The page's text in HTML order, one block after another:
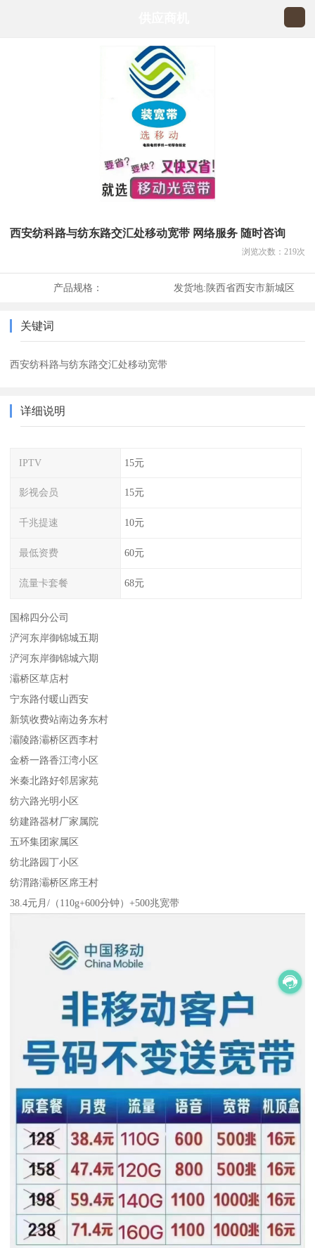
西安纺科路与纺东路交汇处移动宽带 网络服务 随时咨询
浏览次数： 219次
产品规格： 发货地:陕西省西安市新城区
关键词
西安纺科路与纺东路交汇处移动宽带
详细说明
IPTV 15元
影视会员 15元
千兆提速 10元
最低资费 60元
流量卡套餐 68元
国棉四分公司
浐河东岸御锦城五期
浐河东岸御锦城六期
灞桥区草店村
宁东路付暖山西安
新筑收费站南边务东村
灞陵路灞桥区西李村
金桥一路香江湾小区
米秦北路好邻居家苑
纺六路光明小区
纺建路器材厂家属院
五环集团家属区
纺北路园丁小区
纺渭路灞桥区席王村
38.4元月/（110g+600分钟）+500兆宽带